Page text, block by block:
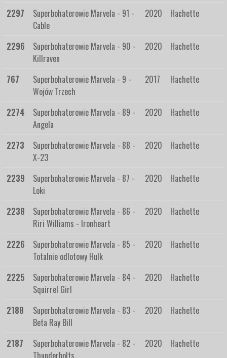
2297
Superbohaterowie Marvela - 91 -
Cable
2020 Hachette
2296
Superbohaterowie Marvela - 90 -
Killraven
2020 Hachette
767
Superbohaterowie Marvela - 9 -
Wojów Trzech
2017 Hachette
2274
Superbohaterowie Marvela - 89 -
Angela
2020 Hachette
2273
Superbohaterowie Marvela - 88 -
X-23
2020 Hachette
2239
Superbohaterowie Marvela - 87 -
Loki
2020 Hachette
2238
Superbohaterowie Marvela - 86 -
Riri Williams - Ironheart
2020 Hachette
2226
Superbohaterowie Marvela - 85 -
Totalnie odlotowy Hulk
2020 Hachette
2225
Superbohaterowie Marvela - 84 -
Squirrel Girl
2020 Hachette
2188
Superbohaterowie Marvela - 83 -
Beta Ray Bill
2020 Hachette
2187
Superbohaterowie Marvela - 82 -
2020 Hachette